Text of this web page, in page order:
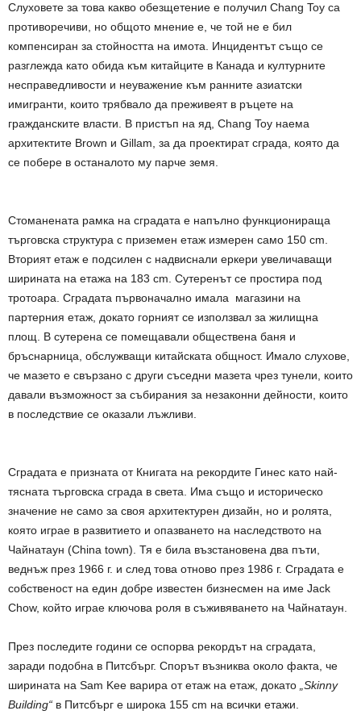
Слуховете за това какво обезщетение е получил Chang Toy са
противоречиви, но общото мнение е, че той не е бил
компенсиран за стойността на имота. Инцидентът също се
разглежда като обида към китайците в Канада и културните
несправедливости и неуважение към ранните азиатски
имигранти, които трябвало да преживеят в ръцете на
гражданските власти. В пристъп на яд, Chang Toy наема
архитектите Brown и Gillam, за да проектират сграда, която да
се побере в останалото му парче земя.
Стоманената рамка на сградата е напълно функционираща
търговска структура с приземен етаж измерен само 150 cm.
Вторият етаж е подсилен с надвиснали еркери увеличаващи
ширината на етажа на 183 cm. Сутеренът се простира под
тротоара. Сградата първоначално имала магазини на
партерния етаж, докато горният се използвал за жилищна
площ. В сутерена се помещавали обществена баня и
бръснарница, обслужващи китайската общност. Имало слухове,
че мазето е свързано с други съседни мазета чрез тунели, които
давали възможност за събирания за незаконни дейности, които
в последствие се оказали лъжливи.
Сградата е призната от Книгата на рекордите Гинес като най-
тясната търговска сграда в света. Има също и историческо
значение не само за своя архитектурен дизайн, но и ролята,
която играе в развитието и опазването на наследството на
Чайнатаун (China town). Тя е била възстановена два пъти,
веднъж през 1966 г. и след това отново през 1986 г. Сградата е
собственост на един добре известен бизнесмен на име Jack
Chow, който играе ключова роля в съживяването на Чайнатаун.
През последите години се оспорва рекордът на сградата,
заради подобна в Питсбърг. Спорът възниква около факта, че
ширината на Sam Kee варира от етаж на етаж, докато „Skinny
Building“ в Питсбърг е широка 155 cm на всички етажи.